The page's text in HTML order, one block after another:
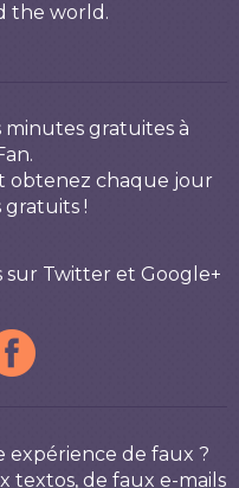
the world.
minutes gratuites à
obtenez chaque jour
!
sur Twitter et Google+
expérience de faux ?
textos, de faux e-mails